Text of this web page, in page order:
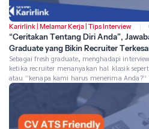
Karirlink Melamar Kerja Tips Interview
“Ceritakan Tentang Diri Anda”,
Graduate yang Bikin Recruiter
Sebagai fresh graduate, menghadapi
ketika recruiter menanyakan hal klasik
atau “kenapa kami harus menerima
memadai, banyak kandidat fresh graduate
jawaban interview tanpa pengalaman yang
akan membagi tips buat Anda dengan